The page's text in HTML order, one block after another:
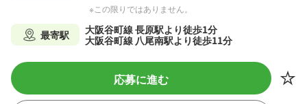
※この限りではありません。
最寄駅
大阪谷町線 長原駅より徒歩1分
大阪谷町線 八尾南駅より徒歩11分
応募に進む